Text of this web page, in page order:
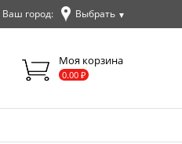
Ваш город: Выбрать ▼
Моя корзина
0.00 ₽